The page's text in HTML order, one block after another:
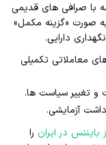
با صرافی های قدیمی
صورت «گزینه مکمل»
دارایی.
معاملاتی تکمیلی
و تغییر سیاست ها.
آزمایشی.
بایننس در ایران را